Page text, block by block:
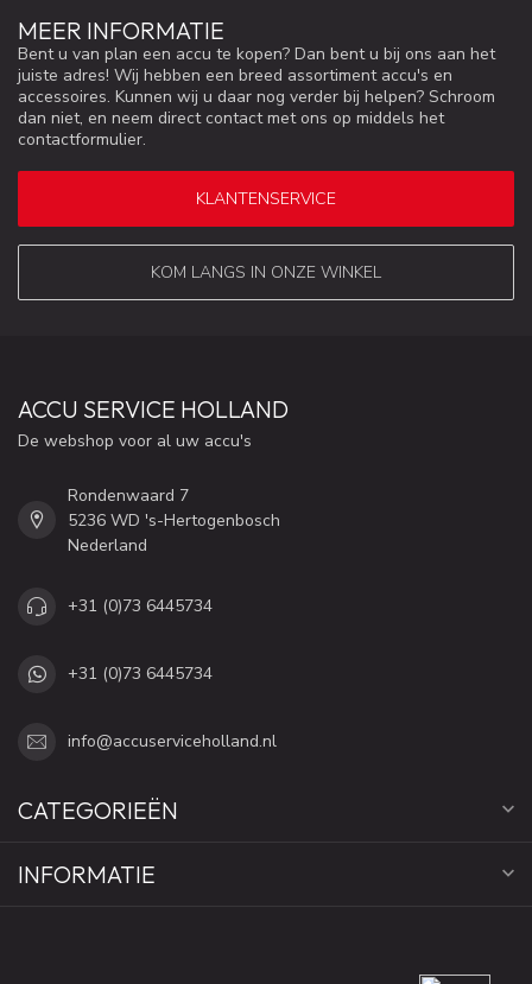
MEER INFORMATIE
Bent u van plan een accu te kopen? Dan bent u bij ons aan het
juiste adres! Wij hebben een breed assortiment accu's en
accessoires. Kunnen wij u daar nog verder bij helpen? Schroom
dan niet, en neem direct contact met ons op middels het
contactformulier.
KLANTENSERVICE
KOM LANGS IN ONZE WINKEL
ACCU SERVICE HOLLAND
De webshop voor al uw accu's
Rondenwaard 7
5236 WD 's-Hertogenbosch
Nederland
+31 (0)73 6445734
+31 (0)73 6445734
info@accuserviceholland.nl
CATEGORIEËN
INFORMATIE